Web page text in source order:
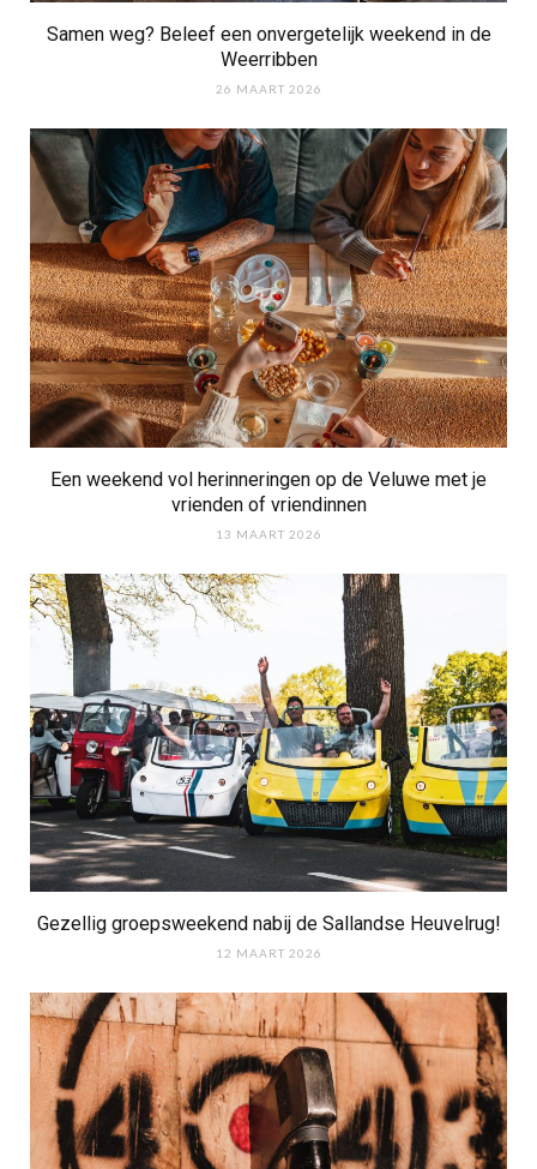
Samen weg? Beleef een onvergetelijk weekend in de
Weerribben
26 MAART 2026
Een weekend vol herinneringen op de Veluwe met je
vrienden of vriendinnen
13 MAART 2026
Gezellig groepsweekend nabij de Sallandse Heuvelrug!
12 MAART 2026